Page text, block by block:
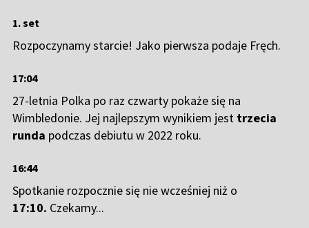
1. set
Rozpoczynamy starcie! Jako pierwsza podaje Fręch.
17:04
27-letnia Polka po raz czwarty pokaże się na
Wimbledonie. Jej najlepszym wynikiem jest trzecia
runda podczas debiutu w 2022 roku.
16:44
Spotkanie rozpocznie się nie wcześniej niż o
17:10. Czekamy...